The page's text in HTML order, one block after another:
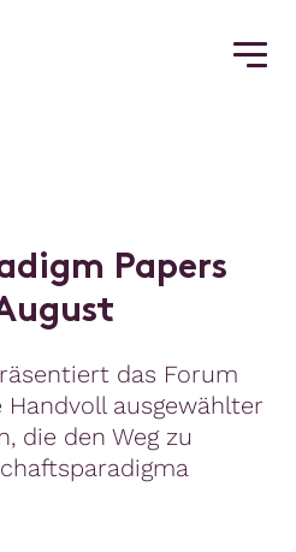
digm Papers
ugust
das Forum
Handvoll ausgewählter
die den Weg zu